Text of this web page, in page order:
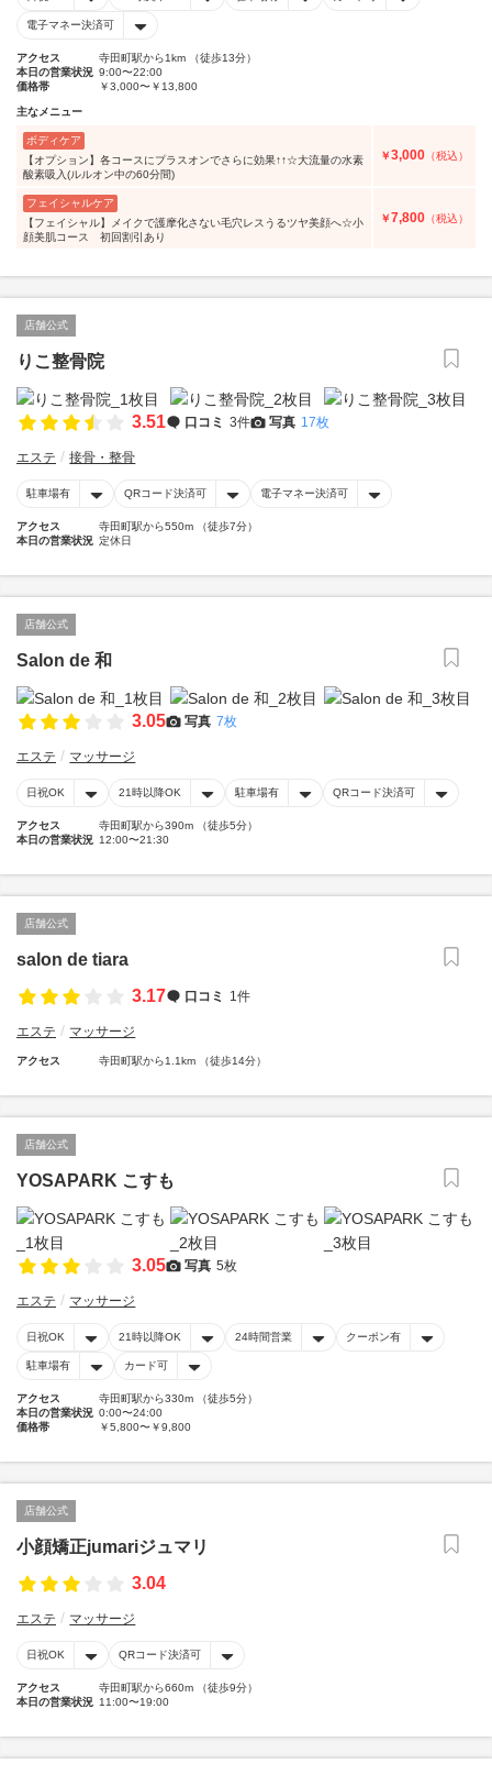
電子マネー決済可
アクセス
寺田町駅から1km （徒歩13分）
本日の営業状況 9:00〜22:00
価格帯
￥3,000〜￥13,800
主なメニュー
ボディケア
【オプション】各コースにプラスオンでさらに効果↑↑☆大流量の水素
酸素吸入(ルルオン中の60分間)
￥3,000 （税込）
フェイシャルケア
【フェイシャル】メイクで護摩化さない毛穴レスうるツヤ美顔へ☆小
顔美肌コース 初回割引あり
￥7,800 （税込）
店舗公式
りこ整骨院
3.51 口コミ 3件 写真 17枚
エステ 接骨・整骨
駐車場有 QRコード決済可 電子マネー決済可
アクセス
寺田町駅から550m （徒歩7分）
本日の営業状況 定休日
店舗公式
Salon de 和
3.05 写真 7枚
エステ マッサージ
日祝OK 21時以降OK 駐車場有 QRコード決済可
アクセス
寺田町駅から390m （徒歩5分）
本日の営業状況 12:00〜21:30
店舗公式
salon de tiara
3.17
口コミ 1件
エステ マッサージ
アクセス 寺田町駅から1.1km （徒歩14分）
店舗公式
YOSAPARK こすも
3.05 写真 5枚
エステ マッサージ
日祝OK 21時以降OK 24時間営業 クーポン有
駐車場有 カード可
アクセス
寺田町駅から330m （徒歩5分）
本日の営業状況 0:00〜24:00
価格帯
￥5,800〜￥9,800
店舗公式
小顔矯正jumariジュマリ
3.04
エステ マッサージ
日祝OK QRコード決済可
アクセス
寺田町駅から660m （徒歩9分）
本日の営業状況 11:00〜19:00